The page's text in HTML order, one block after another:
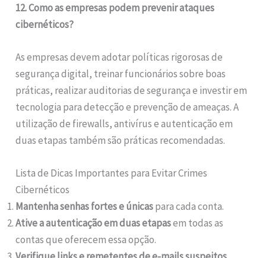
12. Como as empresas podem prevenir ataques
cibernéticos?
As empresas devem adotar políticas rigorosas de
segurança digital, treinar funcionários sobre boas
práticas, realizar auditorias de segurança e investir em
tecnologia para detecção e prevenção de ameaças. A
utilização de firewalls, antivírus e autenticação em
duas etapas também são práticas recomendadas.
Lista de Dicas Importantes para Evitar Crimes
Cibernéticos
Mantenha senhas fortes e únicaspara cada conta.
Ative a autenticação em duas etapasem todas as
contas que oferecem essa opção.